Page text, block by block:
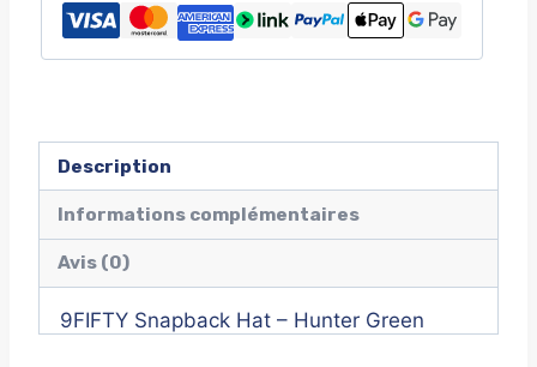
champions
Description
Informations complémentaires
Avis (0)
9FIFTY Snapback Hat – Hunter Green